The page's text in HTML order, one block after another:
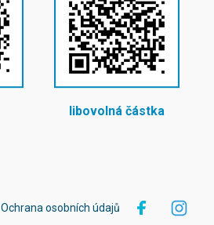
libovolná částka
Ochrana osobních údajů